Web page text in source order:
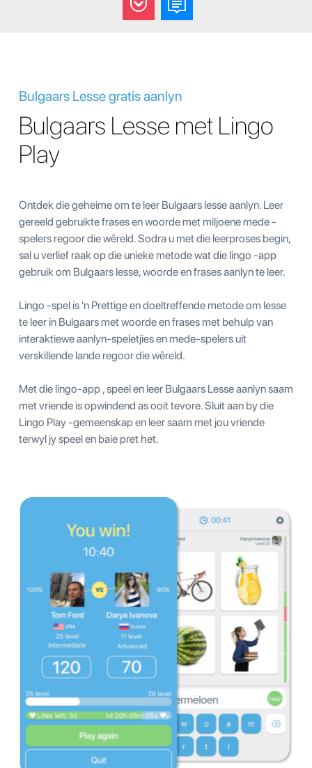
Bulgaars Lesse gratis aanlyn
Bulgaars Lesse met Lingo
Play
Ontdek die geheime om te leer Bulgaars lesse aanlyn. Leer
gereeld gebruikte frases en woorde met miljoene mede -
spelers regoor die wêreld. Sodra u met die leerproses begin,
sal u verlief raak op die unieke metode wat die lingo -app
gebruik om Bulgaars lesse, woorde en frases aanlyn te leer.
Lingo -spel is 'n Prettige en doeltreffende metode om lesse
te leer in Bulgaars met woorde en frases met behulp van
interaktiewe aanlyn-speletjies en mede-spelers uit
verskillende lande regoor die wêreld.
Met die lingo-app , speel en leer Bulgaars Lesse aanlyn saam
met vriende is opwindend as ooit tevore. Sluit aan by die
Lingo Play -gemeenskap en leer saam met jou vriende
terwyl jy speel en baie pret het.